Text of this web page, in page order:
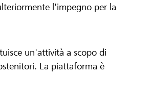
l'impegno per la
un'attività a scopo di
La piattaforma è